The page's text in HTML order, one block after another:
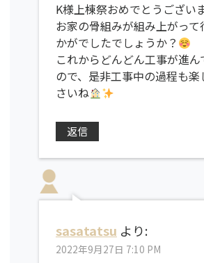
K様上棟祭おめでとうござい
お家の骨組みが組み上がって
かがでしたでしょうか？
これからどんどん工事が進
ので、是非工事中の過程も楽
さいね
返信
sasatatsu より:
2022年9月27日 7:10 PM